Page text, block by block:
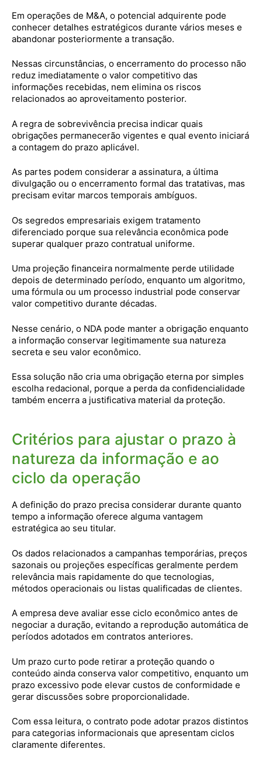
Em operações de M&A, o potencial adquirente pode
conhecer detalhes estratégicos durante vários meses e
abandonar posteriormente a transação.
Nessas circunstâncias, o encerramento do processo não
reduz imediatamente o valor competitivo das
informações recebidas, nem elimina os riscos
relacionados ao aproveitamento posterior.
A regra de sobrevivência precisa indicar quais
obrigações permanecerão vigentes e qual evento iniciará
a contagem do prazo aplicável.
As partes podem considerar a assinatura, a última
divulgação ou o encerramento formal das tratativas, mas
precisam evitar marcos temporais ambíguos.
Os segredos empresariais exigem tratamento
diferenciado porque sua relevância econômica pode
superar qualquer prazo contratual uniforme.
Uma projeção financeira normalmente perde utilidade
depois de determinado período, enquanto um algoritmo,
uma fórmula ou um processo industrial pode conservar
valor competitivo durante décadas.
Nesse cenário, o NDA pode manter a obrigação enquanto
a informação conservar legitimamente sua natureza
secreta e seu valor econômico.
Essa solução não cria uma obrigação eterna por simples
escolha redacional, porque a perda da confidencialidade
também encerra a justificativa material da proteção.
Critérios para ajustar o prazo à
natureza da informação e ao
ciclo da operação
A definição do prazo precisa considerar durante quanto
tempo a informação oferece alguma vantagem
estratégica ao seu titular.
Os dados relacionados a campanhas temporárias, preços
sazonais ou projeções específicas geralmente perdem
relevância mais rapidamente do que tecnologias,
métodos operacionais ou listas qualificadas de clientes.
A empresa deve avaliar esse ciclo econômico antes de
negociar a duração, evitando a reprodução automática de
períodos adotados em contratos anteriores.
Um prazo curto pode retirar a proteção quando o
conteúdo ainda conserva valor competitivo, enquanto um
prazo excessivo pode elevar custos de conformidade e
gerar discussões sobre proporcionalidade.
Com essa leitura, o contrato pode adotar prazos distintos
para categorias informacionais que apresentam ciclos
claramente diferentes.